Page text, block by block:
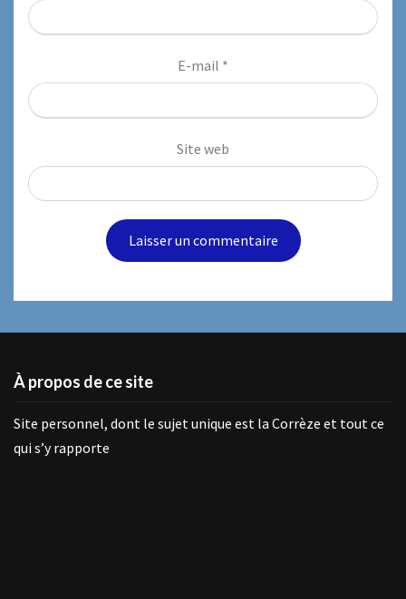
E-mail *
Site web
À propos de ce site
Site personnel, dont le sujet unique est la Corrèze et tout ce
qui s’y rapporte